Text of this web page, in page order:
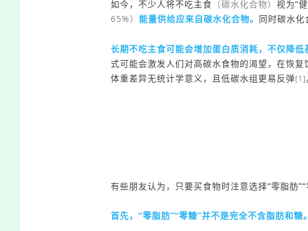
如今，不少人将不吃主食 （碳水化合物） 视为“
65%） 能量供给应来自碳水化合物。 同时碳水化
长期不吃主食可能会增加蛋白质消耗， 不仅降低
式可能会激发人们对高碳水食物的渴望，在恢复
体重差异无统计学意义，且低碳水组更易反弹[1]
有些朋友认为，只要买食物时注意选择“零脂肪
首先， “零脂肪”“零糖”并不是完全不含脂肪和糖。